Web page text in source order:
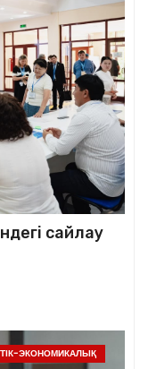
сайлау
ЭКОНОМИКАЛЫҚ